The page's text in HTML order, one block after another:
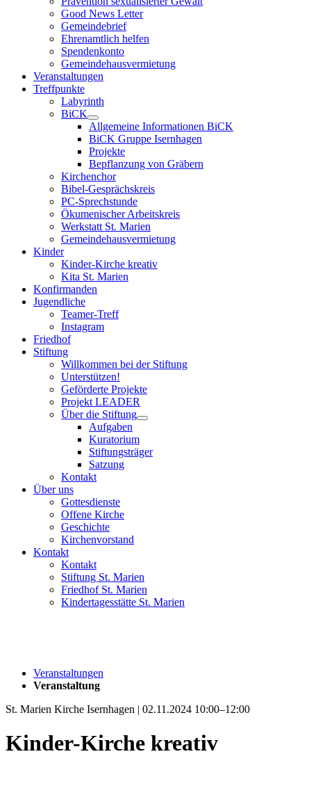
Good News Letter
Gemeindebrief
Ehrenamtlich helfen
Spendenkonto
Gemeindehausvermietung
Veranstaltungen
Treffpunkte
Labyrinth
BiCK
Allgemeine Informationen BiCK
BiCK Gruppe Isernhagen
Projekte
Bepflanzung von Gräbern
Kirchenchor
Bibel-Gesprächskreis
PC-Sprechstunde
Ökumenischer Arbeitskreis
Werkstatt St. Marien
Gemeindehausvermietung
Kinder
Kinder-Kirche kreativ
Kita St. Marien
Konfirmanden
Jugendliche
Teamer-Treff
Instagram
Friedhof
Stiftung
Willkommen bei der Stiftung
Unterstützen!
Geförderte Projekte
Projekt LEADER
Über die Stiftung
Aufgaben
Kuratorium
Stiftungsträger
Satzung
Kontakt
Über uns
Gottesdienste
Offene Kirche
Geschichte
Kirchenvorstand
Kontakt
Kontakt
Stiftung St. Marien
Friedhof St. Marien
Kindertagesstätte St. Marien
Veranstaltungen
Veranstaltung
St. Marien Kirche Isernhagen | 02.11.2024 10:00–12:00
Kinder-Kirche kreativ